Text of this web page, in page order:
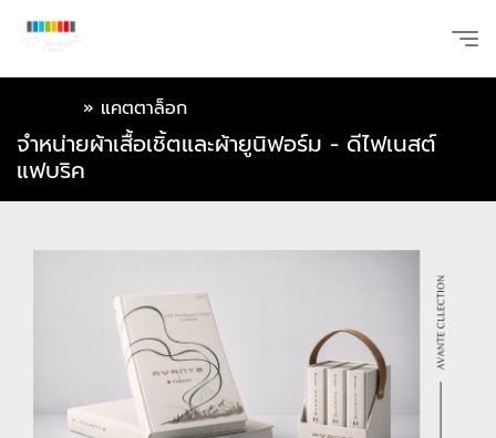
» แคตตาล็อก
จำหน่ายผ้าเสื้อเชิ้ตและผ้ายูนิฟอร์ม - ดีไฟเนสต์
แฟบริค